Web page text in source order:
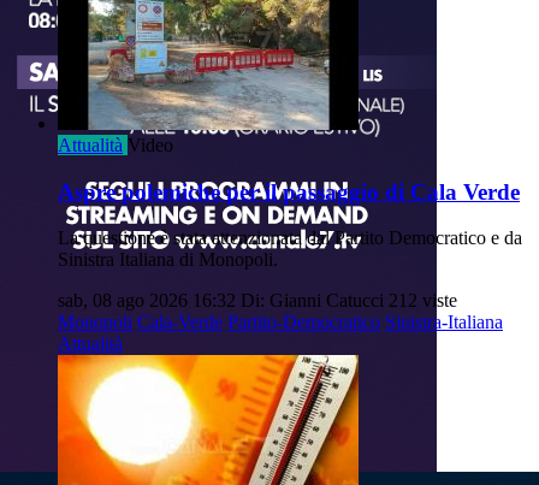
Attualità Video
Aspre polemiche per il passaggio di Cala Verde
La questione è stata attenzionata dal Partito Democratico e da
Sinistra Italiana di Monopoli.
sab, 08 ago 2026 16:32 Di: Gianni Catucci 212 viste
Monopoli Cala-Verde Partito-Democratico Sinistra-Italiana
Attualità